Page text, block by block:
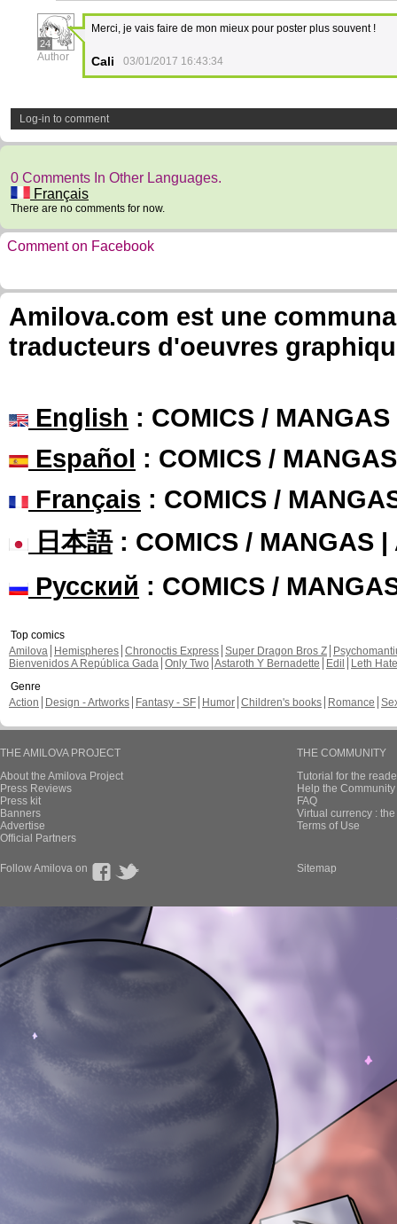
24
Author
Merci, je vais faire de mon mieux pour poster plus souvent !
Cali 03/01/2017 16:43:34
Log-in to comment
0 Comments In Other Languages.
Français
There are no comments for now.
Comment on Facebook
Amilova.com est une
traducteurs d'oeuvres
English : COMICS /
Español : COMICS /
Français : COMICS /
日本語: COMICS / MANGAS |
Русский : COMICS /
Top comics
Amilova
Hemispheres Chronoctis Express Super Dragon Bros Z
Bienvenidos A República Gada Only Two Astaroth Y Bernadette Edil
Leth Hate
Genre
Action
Design - Artworks Fantasy - SF Humor Children's books Romance
THE AMILOVA PROJECT
About the Amilova Project
Press Reviews
Press kit
Banners
Advertise
Official Partners
THE COMMUNITY
Tutorial for the
Help the
FAQ
Virtual currency :
Terms of Use
Follow Amilova on Sitemap